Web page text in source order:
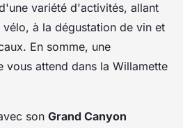
variété d'activités, allant
à la dégustation de vin et
En somme, une
vous attend dans la Willamette
son Grand Canyon